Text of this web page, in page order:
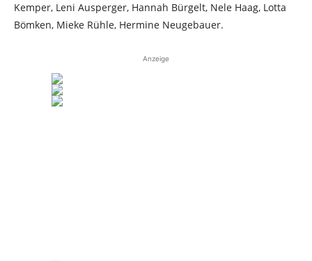
Kemper, Leni Ausperger, Hannah Bürgelt, Nele Haag, Lotta
Bömken, Mieke Rühle, Hermine Neugebauer.
Anzeige